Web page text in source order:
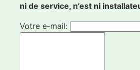
ni de service, n’est ni
Votre e-mail: